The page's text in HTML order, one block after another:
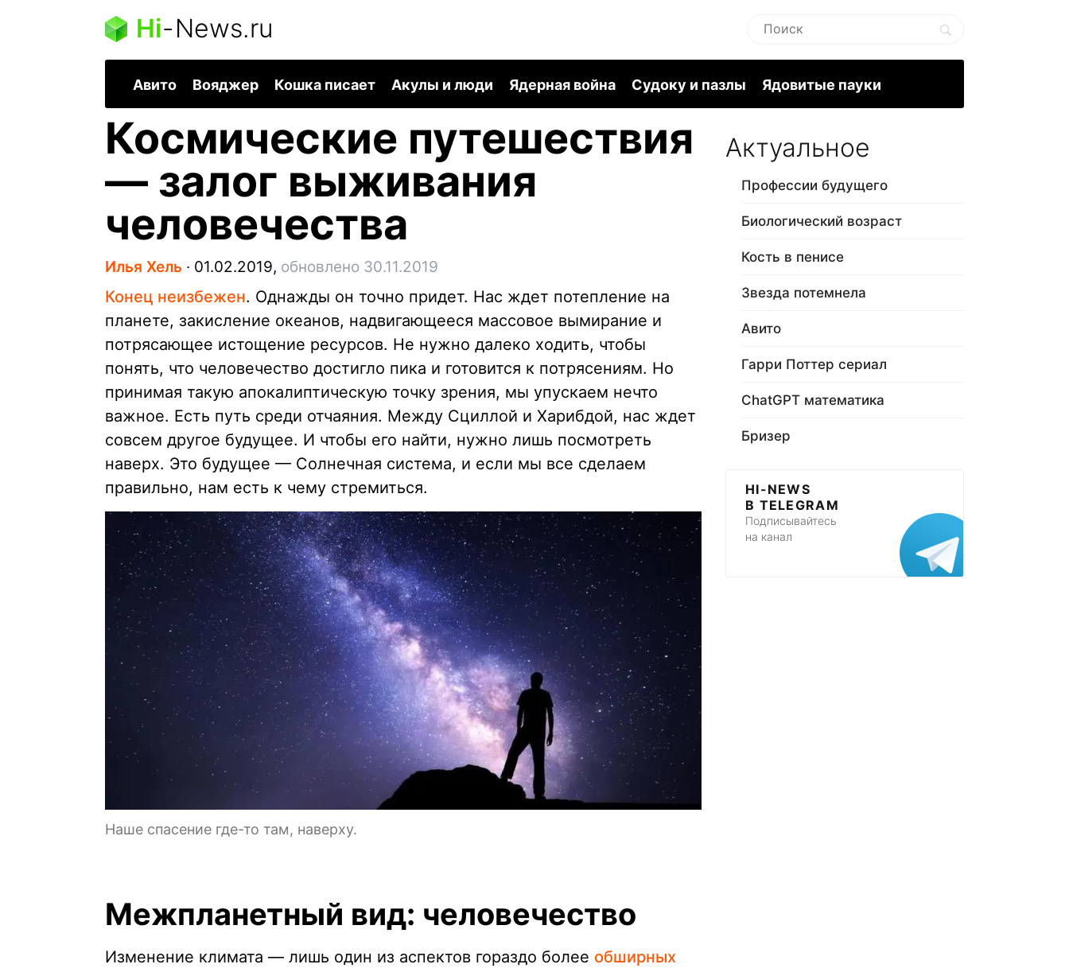
Hi-News.ru
Авито Вояджер Кошка писает Акулы и люди Ядерная война Судоку и пазлы Ядовитые пауки
Космические путешествия
— залог выживания
человечества
Илья Хель ∙ 01.02.2019, обновлено 30.11.2019
Конец неизбежен. Однажды он точно придет. Нас ждет потепление на
планете, закисление океанов, надвигающееся массовое вымирание и
потрясающее истощение ресурсов. Не нужно далеко ходить, чтобы
понять, что человечество достигло пика и готовится к потрясениям. Но
принимая такую апокалиптическую точку зрения, мы упускаем нечто
важное. Есть путь среди отчаяния. Между Сциллой и Харибдой, нас ждет
совсем другое будущее. И чтобы его найти, нужно лишь посмотреть
наверх. Это будущее — Солнечная система, и если мы все сделаем
правильно, нам есть к чему стремиться.
Наше спасение где-то там, наверху.
Межпланетный вид: человечество
Изменение климата — лишь один из аспектов гораздо более обширных
Актуальное
Профессии будущего
Биологический возраст
Кость в пенисе
Звезда потемнела
Авито
Гарри Поттер сериал
ChatGPT математика
Бризер
HI-NEWS
В TELEGRAM
Подписывайтесь
на канал